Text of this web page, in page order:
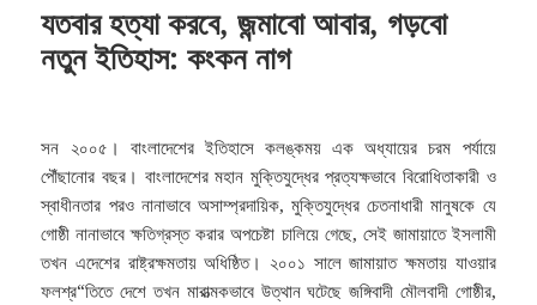
যতবার হত্যা করবে, জন্মাবো আবার, গড়বো
নতুন ইতিহাস: কংকন নাগ
সন ২০০৫। বাংলাদেশের ইতিহাসে কলঙ্কময় এক অধ্যায়ের চরম পর্যায়ে
পৌঁছানোর বছর। বাংলাদেশের মহান মুক্তিযুদ্ধের প্রত্যক্ষভাবে বিরোধিতাকারী ও
স্বাধীনতার পরও নানাভাবে অসাম্প্রদায়িক, মুক্তিযুদ্ধের চেতনাধারী মানুষকে যে
গোষ্ঠী নানাভাবে ক্ষতিগ্রস্ত করার অপচেষ্টা চালিয়ে গেছে, সেই জামায়াতে ইসলামী
তখন এদেশের রাষ্ট্রক্ষমতায় অধিষ্ঠিত। ২০০১ সালে জামায়াত ক্ষমতায় যাওয়ার
ফলশ্র“তিতে দেশে তখন মারাত্মকভাবে উত্থান ঘটেছে জঙ্গিবাদী মৌলবাদী গোষ্ঠীর,